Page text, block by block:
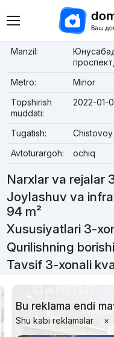
Manzil:
Metro:
Minor
Topshirish
muddati:
2022-01-
Tugatish:
Chistovoy
Avtoturargoh:
ochiq
Narxlar va rejalar
Joylashuv va
94 m²
Xususiyatlari 3-
Qurilishning
Tavsif 3-xonali
Bu reklama endi
Shu kabi reklamalar ×